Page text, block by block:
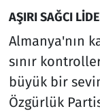
AŞIRI SAĞCI
Almanya'nın
sınır
büyük bir
Özgürlük